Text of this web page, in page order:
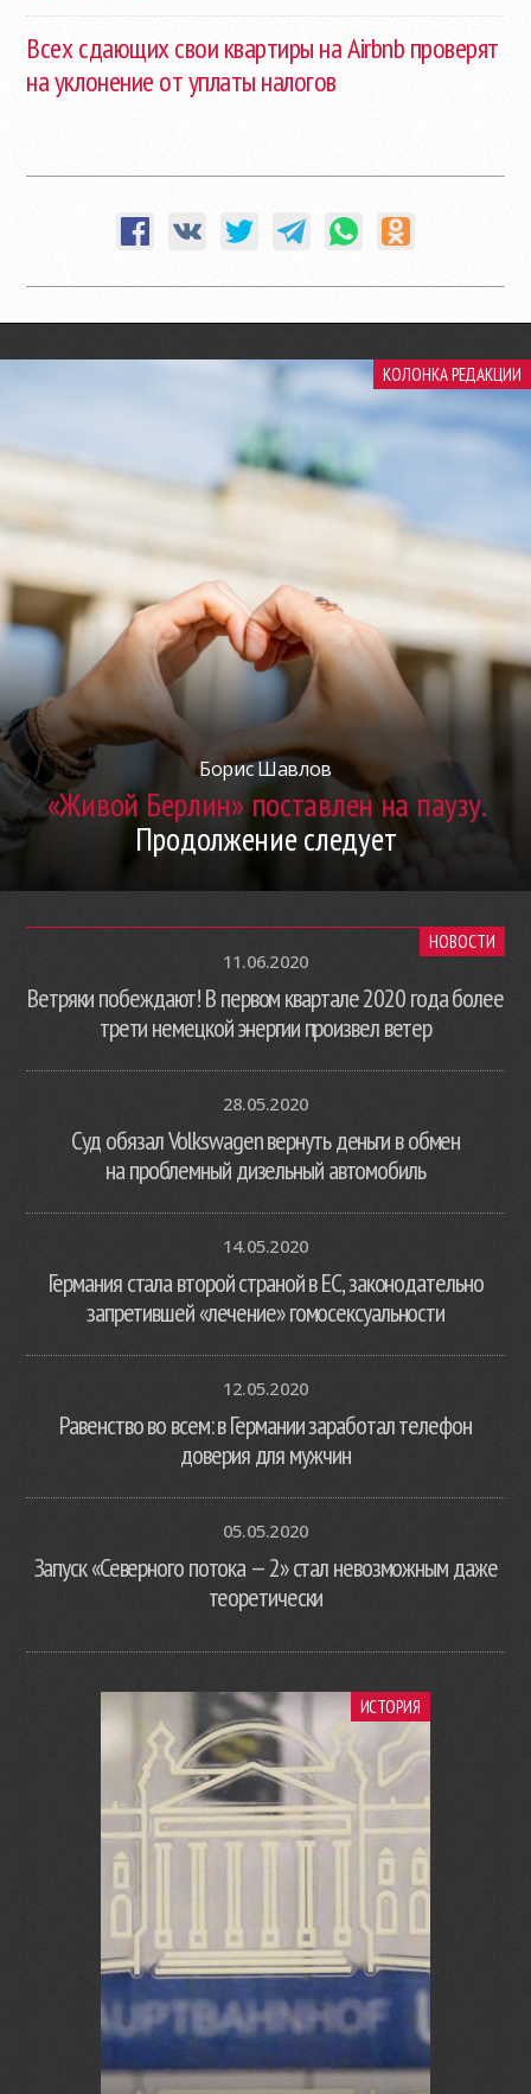
Всех сдающих свои квартиры на Airbnb проверят
на уклонение от уплаты налогов
КОЛОНКА РЕДАКЦИИ
Борис Шавлов
«Живой Берлин» поставлен на паузу.
Продолжение следует
НОВОСТИ
11.06.2020
Ветряки побеждают! В первом квартале 2020 года более
трети немецкой энергии произвел ветер
28.05.2020
Суд обязал Volkswagen вернуть деньги в обмен
на проблемный дизельный автомобиль
14.05.2020
Германия стала второй страной в ЕС, законодательно
запретившей «лечение» гомосексуальности
12.05.2020
Равенство во всем: в Германии заработал телефон
доверия для мужчин
05.05.2020
Запуск «Северного потока — 2» стал невозможным даже
теоретически
ИСТОРИЯ